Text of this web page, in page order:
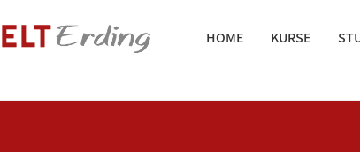
HOME KURSE